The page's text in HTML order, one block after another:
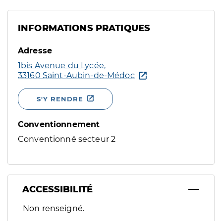
INFORMATIONS PRATIQUES
Adresse
1bis Avenue du Lycée,
33160 Saint-Aubin-de-Médoc
S'Y RENDRE
Conventionnement
Conventionné secteur 2
ACCESSIBILITÉ
Filtres
Sélectionnez un ou plusieurs handicaps/besoins
Non renseigné.